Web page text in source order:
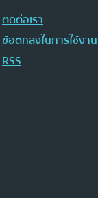
ติดต่อเรา
ข้อตกลงในการใช้งาน
RSS